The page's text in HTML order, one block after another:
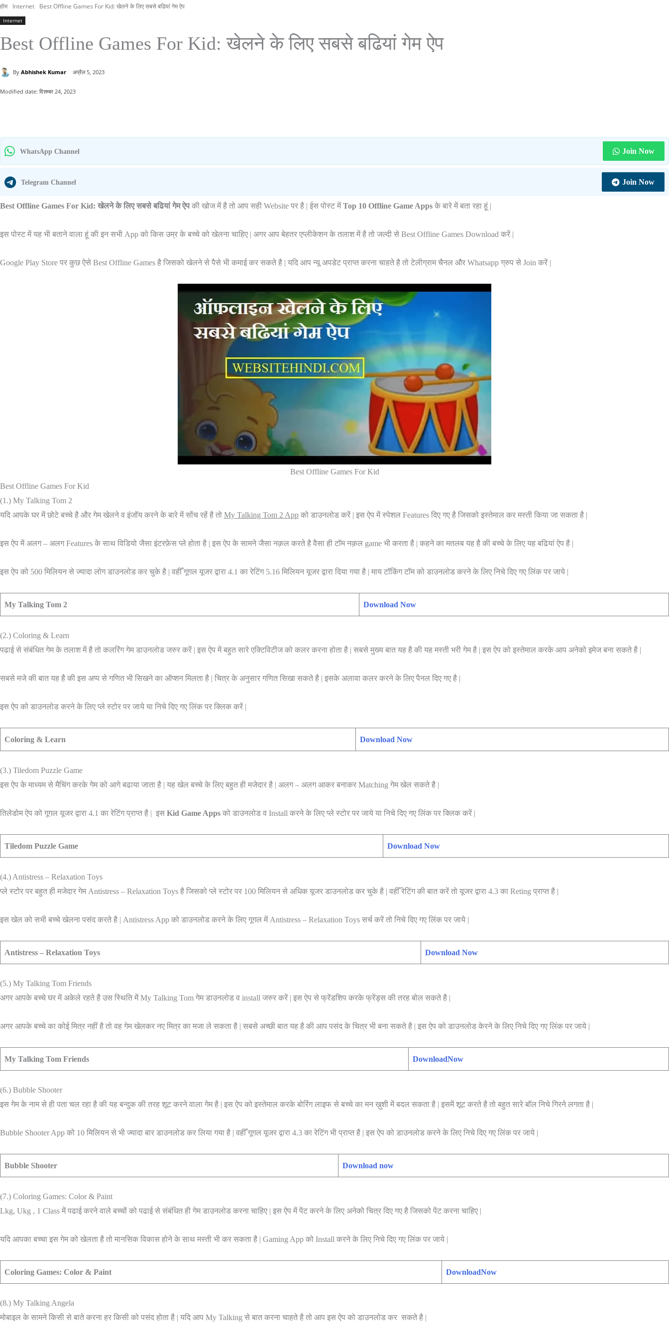
होम Internet Best Offline Games For Kid: खेलने के लिए सबसे बढियां गेम ऐप
Internet
Best Offline Games For Kid: खेलने के लिए सबसे बढियां गेम ऐप
By Abhishek Kumar अप्रैल 5, 2023
Modified date: दिसम्बर 24, 2023
WhatsApp Channel Join Now
Telegram Channel Join Now
Best Offline Games For Kid: खेलने के लिए सबसे बढियां गेम ऐपकी खोज में है तो आप सही Website पर है | ईस पोस्ट मेंTop 10 Offline Game Apps के बारे में बता रहा हूं |
इस पोस्ट में यह भी बताने वाला हूं की इन सभी App को किस उम्र के बच्चे को खेलना चाहिए | अगर आप बेहतर एप्लीकेशन के तलाश में है तो जल्दी से Best Offline Games Download करें |
Google Play Store पर कुछ ऐसे Best Offline Games है जिसको खेलने से पैसे भी कमाई कर सकते है | यदि आप न्यू अपडेट प्राप्त करना चाहते है तो टेलीग्राम चैनल और Whatsapp ग्रुप से Join करें |
Best Offline Games For Kid
Best Offline Games For Kid
(1.) My Talking Tom 2
यदि आपके घर में छोटे बच्चे है और गेम खेलने व इंजॉय करने के बारे में सोंच रहें है तो My Talking Tom 2 App को डाउनलोड करें | इस ऐप में स्पेशल Features दिए गए है जिसको इस्तेमाल कर मस्ती किया जा सकता है |
इस ऐप में अलग – अलग Features के साथ विडियो जैसा इंटरफ़ेस प्ले होता है | इस ऐप के सामने जैसा नक़ल करते है वैसा ही टॉम नक़ल game भी करता है | कहने का मतलब यह है की बच्चे के लिए यह बढियां ऐप है |
इस ऐप को 500 मिलियन से ज्यादा लोग डाउनलोड कर चुके है | वहीँ गूगल यूजर द्वारा 4.1 का रेटिंग 5.16 मिलियन यूजर द्वारा दिया गया है | माय टॉकिंग टॉम को डाउनलोड करने के लिए निचे दिए गए लिंक पर जाये |
My Talking Tom 2 Download Now
(2.) Coloring & Learn
पढाई से संबंधित गेम के तलाश में है तो कलरिंग गेम डाउनलोड जरुर करें | इस ऐप में बहुत सारे एक्टिविटीज को कलर करना होता है | सबसे मुख्य बात यह है की यह मस्ती भरी गेम है | इस ऐप को इस्तेमाल करके आप अनेको इमेज बना सकते है |
सबसे मजे की बात यह है की इस अप्प से गणित भी सिखने का ऑप्शन मिलता है | चित्र के अनुसार गणित सिखा सकते है | इसके अलावा कलर करने के लिए पैनल दिए गए है |
इस ऐप को डाउनलोड करने के लिए प्ले स्टोर पर जाये या निचे दिए गए लिंक पर क्लिक करें |
Coloring & Learn Download Now
(3.) Tiledom Puzzle Game
इस ऐप के माध्यम से मैचिंग करके गेम को आगे बढाया जाता है | यह खेल बच्चे के लिए बहुत ही मजेदार है | अलग – अलग आकर बनाकर Matching गेम खेल सकते है |
तिलेडोम ऐप को गूगल यूजर द्वारा 4.1 का रेटिंग प्राप्त है | इस Kid Game Apps को डाउनलोड व Install करने के लिए प्ले स्टोर पर जाये या निचे दिए गए लिंक पर क्लिक करें |
Tiledom Puzzle Game Download Now
(4.) Antistress – Relaxation Toys
प्ले स्टोर पर बहुत ही मजेदार गेम Antistress – Relaxation Toys है जिसको प्ले स्टोर पर 100 मिलियन से अधिक यूजर डाउनलोड कर चुके है | वहीँ रेटिंग की बात करें तो यूजर द्वारा 4.3 का Reting प्राप्त है |
इस खेल को सभी बच्चे खेलना पसंद करते है | Antistress App को डाउनलोड करने के लिए गूगल में Antistress – Relaxation Toys सर्च करें तो निचे दिए गए लिंक पर जाये |
Antistress – Relaxation Toys Download Now
(5.) My Talking Tom Friends
अगर आपके बच्चे घर में अकेले रहते है उस स्थिति में My Talking Tom गेम डाउनलोड व install जरुर करें | इस ऐप से फ्रेंडशिप करके फ्रेंड्स की तरह बोल सकते है |
अगर आपके बच्चे का कोई मित्र नहीं है तो वह गेम खेलकर नए मित्र का मजा ले सकता है | सबसे अच्छी बात यह है की आप पसंद के चित्र भी बना सकते है | इस ऐप को डाउनलोड केरने के लिए निचे दिए गए लिंक पर जाये |
My Talking Tom Friends DownloadNow
(6.) Bubble Shooter
इस गेम के नाम से ही पता चल रहा है की यह बन्दुक की तरह शूट करने वाला गेम है | इस ऐप को इस्तेमाल करके बोरिंग लाइफ से बच्चे का मन ख़ुशी में बदल सकता है | इसमें शूट करते है तो बहुत सारे बॉल निचे गिरने लगता है |
Bubble Shooter App को 10 मिलियन से भी ज्यादा बार डाउनलोड कर लिया गया है | वहीँ गूगल यूजर द्वारा 4.3 का रेटिंग भी प्राप्त है | इस ऐप को डाउनलोड करने के लिए निचे दिए गए लिंक पर जाये |
Bubble Shooter Download now
(7.) Coloring Games: Color & Paint
Lkg, Ukg , 1 Class में पढाई करने वाले बच्चों को पढाई से संबंधित ही गेम डाउनलोड करना चाहिए | इस ऐप में पेंट करने के लिए अनेको चित्र दिए गए है जिसको पेंट करना चाहिए |
यदि आपका बच्चा इस गेम को खेलता है तो मानसिक विकास होने के साथ मस्ती भी कर सकता है | Gaming App को Install करने के लिए निचे दिए गए लिंक पर जाये |
Coloring Games: Color & Paint DownloadNow
(8.) My Talking Angela
मोबाइल के सामने किसी से बाते करना हर किसी को पसंद होता है | यदि आप My Talking से बात करना चाहते है तो आप इस ऐप को डाउनलोड कर सकते है |